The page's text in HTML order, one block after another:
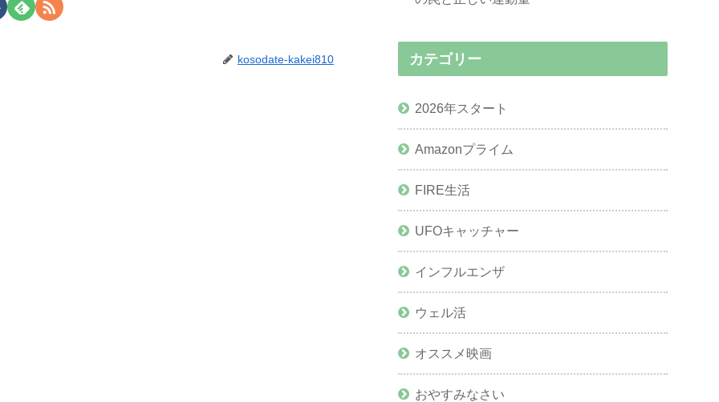
kosodate-kakei810 カテゴリー
2026年スタート
Amazonプライム
FIRE生活
UFOキャッチャー
インフルエンザ
ウェル活
オススメ映画
おやすみなさい